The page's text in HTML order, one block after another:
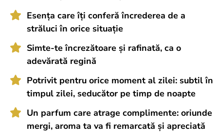
Esența care îți conferă încrederea de a
străluci în orice situație
Simte-te încrezătoare și rafinată, ca o
adevărată regină
Potrivit pentru orice moment al zilei: subtil în
timpul zilei, seducător pe timp de noapte
Un parfum care atrage complimente: oriunde
mergi, aroma ta va fi remarcată și apreciată